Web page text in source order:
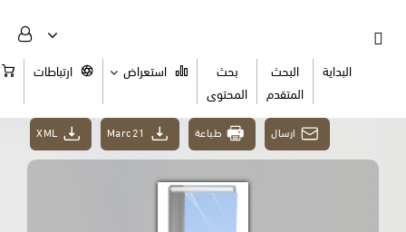
البحث
بحث
المحتوى
استعراض ارتباطات السلة
ارسال طباعة Marc21